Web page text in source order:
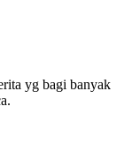
yg bagi banyak